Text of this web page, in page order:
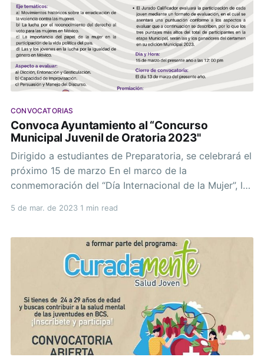
CONVOCATORIAS
Convoca Ayuntamiento al “Concurso
Municipal Juvenil de Oratoria 2023"
Dirigido a estudiantes de Preparatoria, se celebrará el
próximo 15 de marzo En el marco de la
conmemoración del “Día Internacional de la Mujer”, la
jóvenes paceños que estudian el nivel Medio Superior
5 de mar. de 2023 1 min read